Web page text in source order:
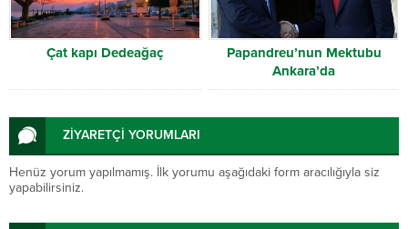
Çat kapı Dedeağaç
Papandreu’nun Mektubu
Ankara’da
ZİYARETÇİ YORUMLARI
Henüz yorum yapılmamış. İlk yorumu aşağıdaki form aracılığıyla siz
yapabilirsiniz.